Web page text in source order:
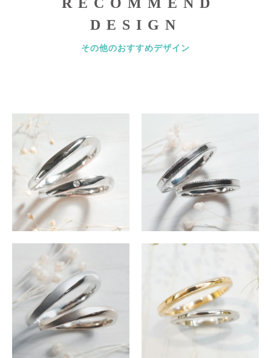
DESIGN
その他のおすすめデザイン